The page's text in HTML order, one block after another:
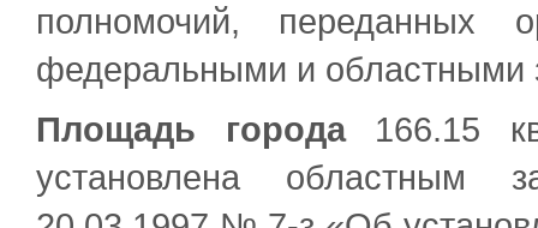
полномочий, переданных
федеральными и областными
Площадь города166.15
установлена областным